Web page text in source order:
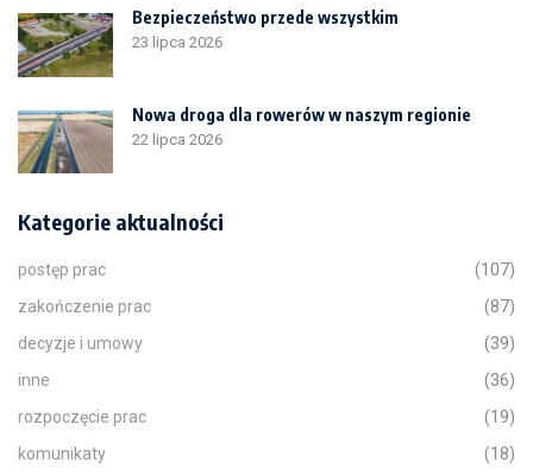
Bezpieczeństwo przede wszystkim
23 lipca 2026
Nowa droga dla rowerów w naszym regionie
22 lipca 2026
Kategorie aktualności
postęp prac
(107)
zakończenie prac
(87)
decyzje i umowy
(39)
inne
(36)
rozpoczęcie prac
(19)
komunikaty
(18)